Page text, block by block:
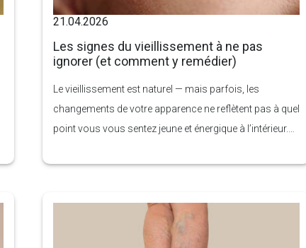
21.04.2026
Les signes du vieillissement à ne pas
ignorer (et comment y remédier)
Le vieillissement est naturel — mais parfois, les
changements de votre apparence ne reflètent pas à quel
point vous vous sentez jeune et énergique à l’intérieur.
commence à s’affaisser. La ligne de votre mâchoire
fatigué(e) que vous ne l’êtes réellement.